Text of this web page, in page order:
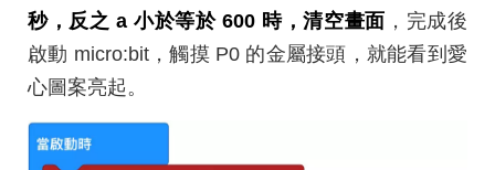
秒，反之 a 小於等於 600 時，清空畫面 ，完成後
啟動 micro:bit，觸摸 P0 的金屬接頭，就能看到愛
心圖案亮起。